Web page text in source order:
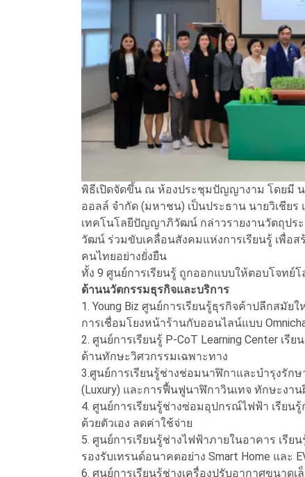
พิธีเปิดจัดขึ้น ณ ห้องประชุมปัญญางาม โดยมี
ออลล์ จำกัด (มหาชน) เป็นประธาน นายวิเชีย
เทคโนโลยีปัญญาภิวัฒน์ กล่าวรายงานวัตถุปร
วัฒน์ ร่วมขับเคลื่อนสังคมแห่งการเรียนรู้ เพื่อ
คนไทยอย่างยั่งยืน
ทั้ง 9 ศูนย์การเรียนรู้ ถูกออกแบบให้ตอบโจท
ด้านนวัตกรรมธุรกิจและบริการ
1. Young Biz ศูนย์การเรียนรู้ธุรกิจค้าปลีกสมัย
การเชื่อมโยงหน้าร้านกับออนไลน์แบบ
2. ศูนย์การเรียนรู้ P-CoT Learning Center เ
ด้านทักษะวิศวกรรมเฉพาะทาง
3.ศูนย์การเรียนรู้ช่างช่อมนาฬิกาและบำรุงรัก
(Luxury) และการฟื้นฟูนาฬิกาวินเทจ ทักษะงา
4. ศูนย์การเรียนรู้ช่างซ่อมอุปกรณ์ไฟฟ้า เรียน
ด้วยตัวเอง ลดค่าใช้จ่าย
5. ศูนย์การเรียนรู้ช่างไฟฟ้าภายในอาคาร เรี
รองรับเทรนด์อนาคตอย่าง Smart Home และ
6. ศูนย์การเรียนรู้ช่างเครื่องปรับอากาศขนาด